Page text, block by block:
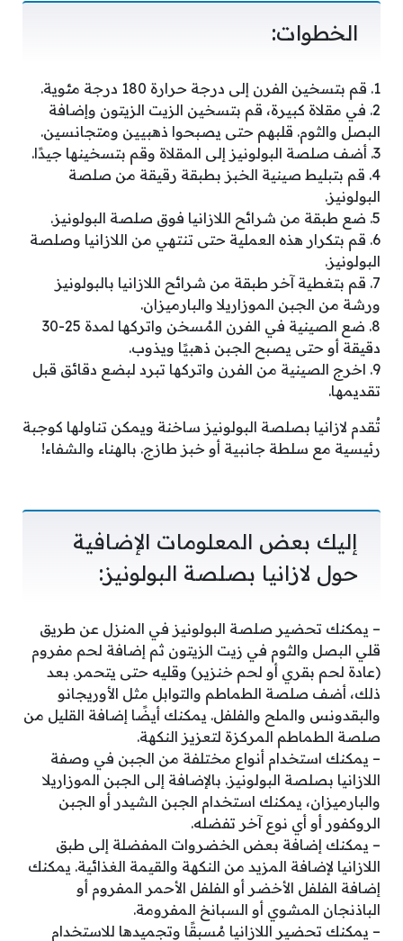
الخطوات:
1. قم بتسخين الفرن إلى درجة حرارة 180 درجة مئوية.
2. في مقلاة كبيرة، قم بتسخين الزيت الزيتون وإضافة
البصل والثوم. قلبهم حتى يصبحوا ذهبيين ومتجانسين.
3. أضف صلصة البولونيز إلى المقلاة وقم بتسخينها جيدًا.
4. قم بتبليط صينية الخبز بطبقة رقيقة من صلصة
البولونيز.
5. ضع طبقة من شرائح اللازانيا فوق صلصة البولونيز.
6. قم بتكرار هذه العملية حتى تنتهي من اللازانيا وصلصة
البولونيز.
7. قم بتغطية آخر طبقة من شرائح اللازانيا بالبولونيز
ورشة من الجبن الموزاريلا والبارميزان.
8. ضع الصينية في الفرن المُسخن واتركها لمدة 25-30
دقيقة أو حتى يصبح الجبن ذهبيًا ويذوب.
9. اخرج الصينية من الفرن واتركها تبرد لبضع دقائق قبل
تقديمها.
تُقدم لازانيا بصلصة البولونيز ساخنة ويمكن تناولها كوجبة
رئيسية مع سلطة جانبية أو خبز طازج. بالهناء والشفاء!
إليك بعض المعلومات الإضافية
حول لازانيا بصلصة البولونيز:
– يمكنك تحضير صلصة البولونيز في المنزل عن طريق
قلي البصل والثوم في زيت الزيتون ثم إضافة لحم مفروم
(عادة لحم بقري أو لحم خنزير) وقليه حتى يتحمر. بعد
ذلك، أضف صلصة الطماطم والتوابل مثل الأوريجانو
والبقدونس والملح والفلفل. يمكنك أيضًا إضافة القليل من
صلصة الطماطم المركزة لتعزيز النكهة.
– يمكنك استخدام أنواع مختلفة من الجبن في وصفة
اللازانيا بصلصة البولونيز. بالإضافة إلى الجبن الموزاريلا
والبارميزان، يمكنك استخدام الجبن الشيدر أو الجبن
الروكفور أو أي نوع آخر تفضله.
– يمكنك إضافة بعض الخضروات المفضلة إلى طبق
اللازانيا لإضافة المزيد من النكهة والقيمة الغذائية. يمكنك
إضافة الفلفل الأخضر أو الفلفل الأحمر المفروم أو
الباذنجان المشوي أو السبانخ المفرومة.
– يمكنك تحضير اللازانيا مُسبقًا وتجميدها للاستخدام